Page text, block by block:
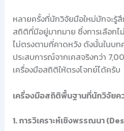
หลายครั้งที่นักวิจัยมือใหม่มักจะรู้
สถิติที่มีอยู่มากมาย ซึ่งการเลือก
ไม่ตรงตามที่คาดหวัง ดังนั้นในบท
ประสบการณ์จากเคสจริงกว่า
เครื่องมือสถิติให้ตรงโจทย์ได้ครับ
เครื่องมือสถิติพื้นฐานที่นักวิจัยค
1. การวิเคราะห์เชิงพรรณนา